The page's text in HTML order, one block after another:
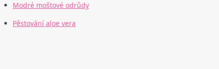
Modré moštové odrůdy
Pěstování aloe vera